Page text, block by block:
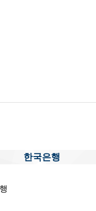
한국은행